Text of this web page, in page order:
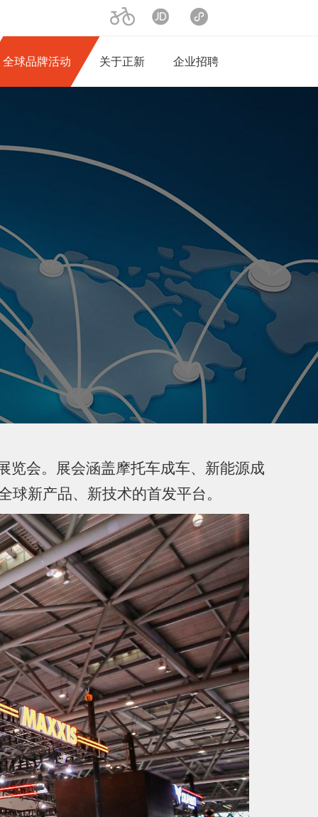
全球品牌活动 关于正新 企业招聘
览会。展会涵盖摩托车成车、新能源成
球新产品、新技术的首发平台。